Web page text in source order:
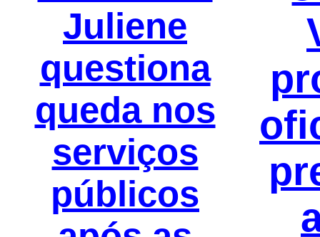
Juliene
questiona
queda nos
serviços
públicos